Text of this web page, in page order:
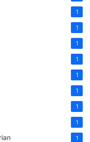
1
1
1
1
1
1
1
1
1